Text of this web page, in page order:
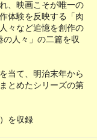
、映画こそが唯一の
体験を反映する「肉
々など追憶を創作の
人々」の二篇を収
当て、明治末年から
とめたシリーズの第
を収録